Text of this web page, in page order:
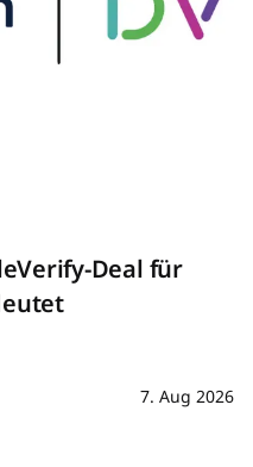
Deal für
7. Aug 2026